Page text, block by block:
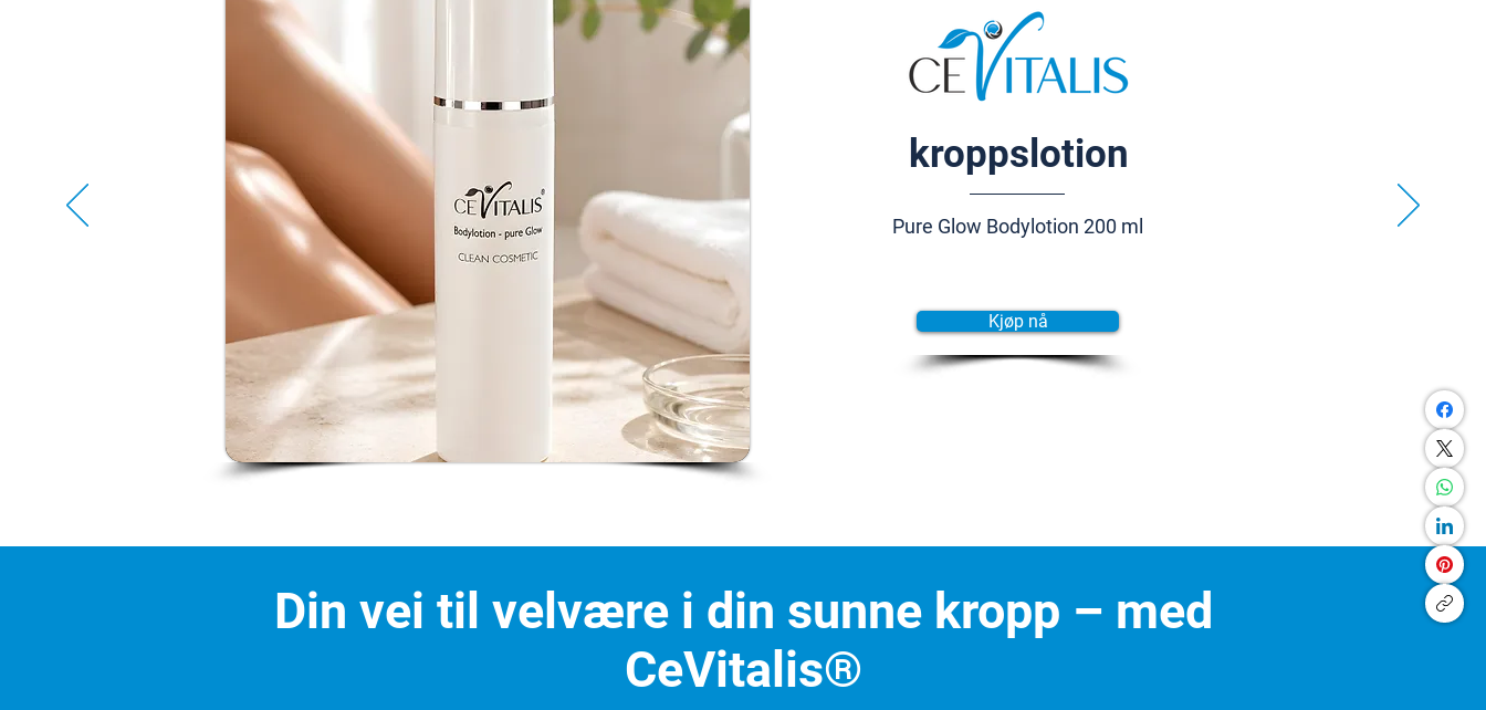
kroppslotion
Pure Glow Bodylotion 200 ml
Kjøp nå
Din vei til velvære i din sunne kropp – med
CeVitalis®